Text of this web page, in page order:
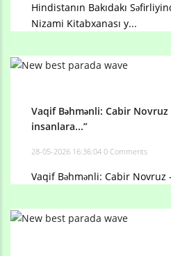
Hindistanın Bakıdakı
Nizami Kitabxanası y...
Vaqif Bəhmənli: Cabir Novruz
insanlara...”
28-05-2026 16:36:04 0 Comments
Vaqif Bəhmənli: Cabir Novruz